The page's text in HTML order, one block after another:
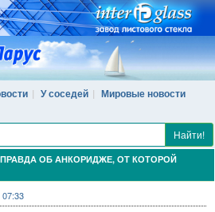
У соседей
Мировые новости
Найти!
ОБ АНКОРИДЖЕ, ОТ КОТОРОЙ
07:33